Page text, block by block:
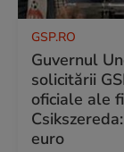
GSP.RO
Guvernul
solicitării
oficiale ale
euro